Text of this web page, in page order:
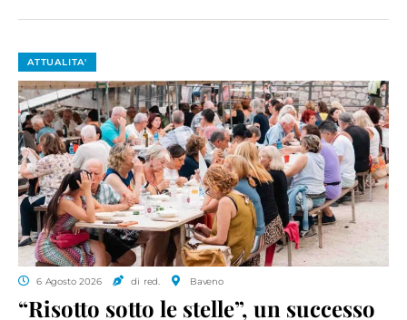
ATTUALITA'
6 Agosto 2026 di red. Baveno
“Risotto sotto le stelle”, un successo